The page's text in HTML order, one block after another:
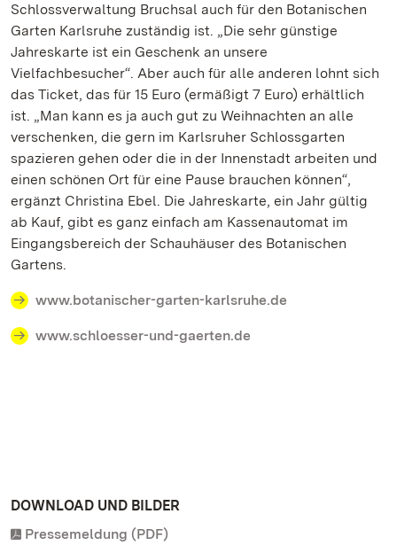
Schlossverwaltung Bruchsal auch für den Botanischen
Garten Karlsruhe zuständig ist. „Die sehr günstige
Jahreskarte ist ein Geschenk an unsere
Vielfachbesucher“. Aber auch für alle anderen lohnt sich
das Ticket, das für 15 Euro (ermäßigt 7 Euro) erhältlich
ist. „Man kann es ja auch gut zu Weihnachten an alle
verschenken, die gern im Karlsruher Schlossgarten
spazieren gehen oder die in der Innenstadt arbeiten und
einen schönen Ort für eine Pause brauchen können“,
ergänzt Christina Ebel. Die Jahreskarte, ein Jahr gültig
ab Kauf, gibt es ganz einfach am Kassenautomat im
Eingangsbereich der Schauhäuser des Botanischen
Gartens.
www.botanischer-garten-karlsruhe.de
www.schloesser-und-gaerten.de
DOWNLOAD UND BILDER
Pressemeldung (PDF)